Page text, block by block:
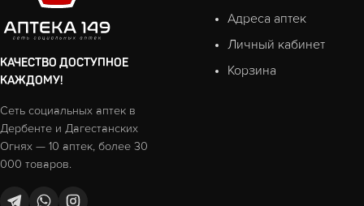
КАЧЕСТВО ДОСТУПНОЕ
КАЖДОМУ!
Сеть социальных аптек в
Дербенте и Дагестанских
Огнях — 10 аптек, более 30
000 товаров.
Адреса аптек
Личный кабинет
Корзина